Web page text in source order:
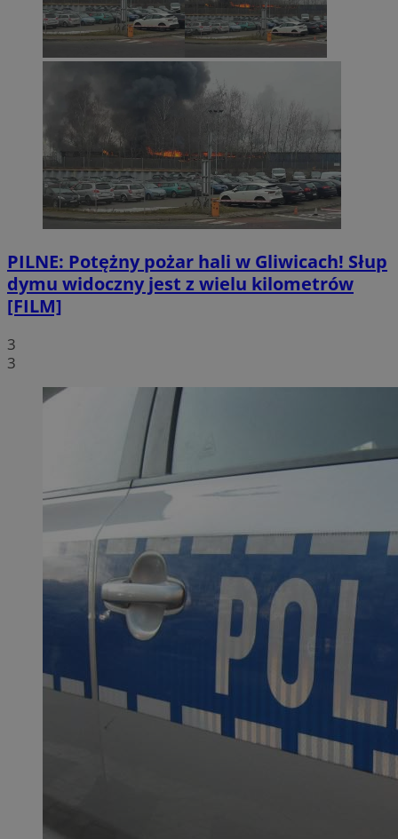
PILNE: Potężny pożar hali w Gliwicach! Słup
dymu widoczny jest z wielu kilometrów
[FILM]
3
3